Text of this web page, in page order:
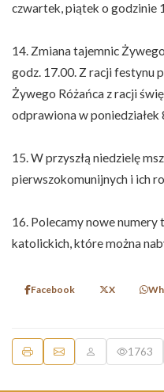
czwartek, piątek o godzinie
14. Zmiana tajemnic
godz. 17.00. Z racji festynu
Żywego Różańca z racji
odprawiona w
15. W przyszłą niedzielę
pierwszokomunijnych i ich
16. Polecamy nowe
katolickich, które można
Facebook X
1763